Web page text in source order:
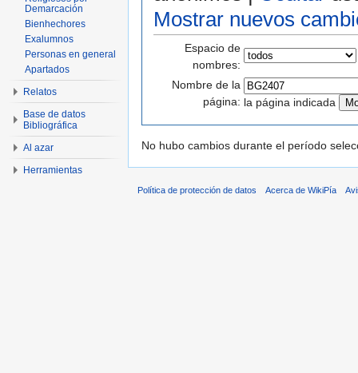
Mostrar nuevos
Espacio de
nombres:
Nombre de la
página: la página indicada
No hubo cambios durante el período
Demarcación
Bienhechores
Exalumnos
Personas en general
Apartados
Relatos
Base de datos
Bibliográfica
Al azar
Herramientas
Política de protección de datos Acerca de WikiPía